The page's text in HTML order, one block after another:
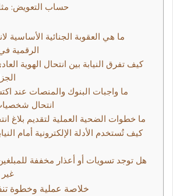
حساب التعويض:
ما هي العقوبة الجنائية الأساسية
الرقمية
كيف تفرق النيابة بين انتحال الهوية
ما واجبات البنوك والمنصات عند
انتحال
ما خطوات الضحية العملية لتقديم بلاغ
كيف تُستخدم الأدلة الإلكترونية أمام
هل توجد تسويات أو أعذار مخففة
خلاصة عملية وخطوة